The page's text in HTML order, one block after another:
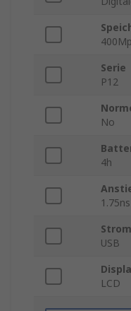
Serie
P12
No
4h
1.75ns
USB
LCD